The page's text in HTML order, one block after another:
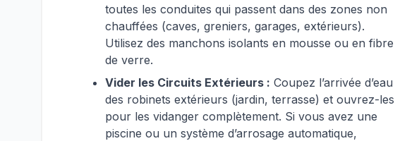
toutes les conduites qui passent dans des zones non
chauffées (caves, greniers, garages, extérieurs).
Utilisez des manchons isolants en mousse ou en fibre
de verre.
Vider les Circuits Extérieurs : Coupez l’arrivée d’eau
des robinets extérieurs (jardin, terrasse) et ouvrez-les
pour les vidanger complètement. Si vous avez une
piscine ou un système d’arrosage automatique,